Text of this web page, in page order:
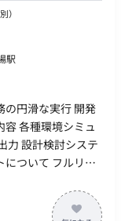
）
駅
滑な実行 開発
テ